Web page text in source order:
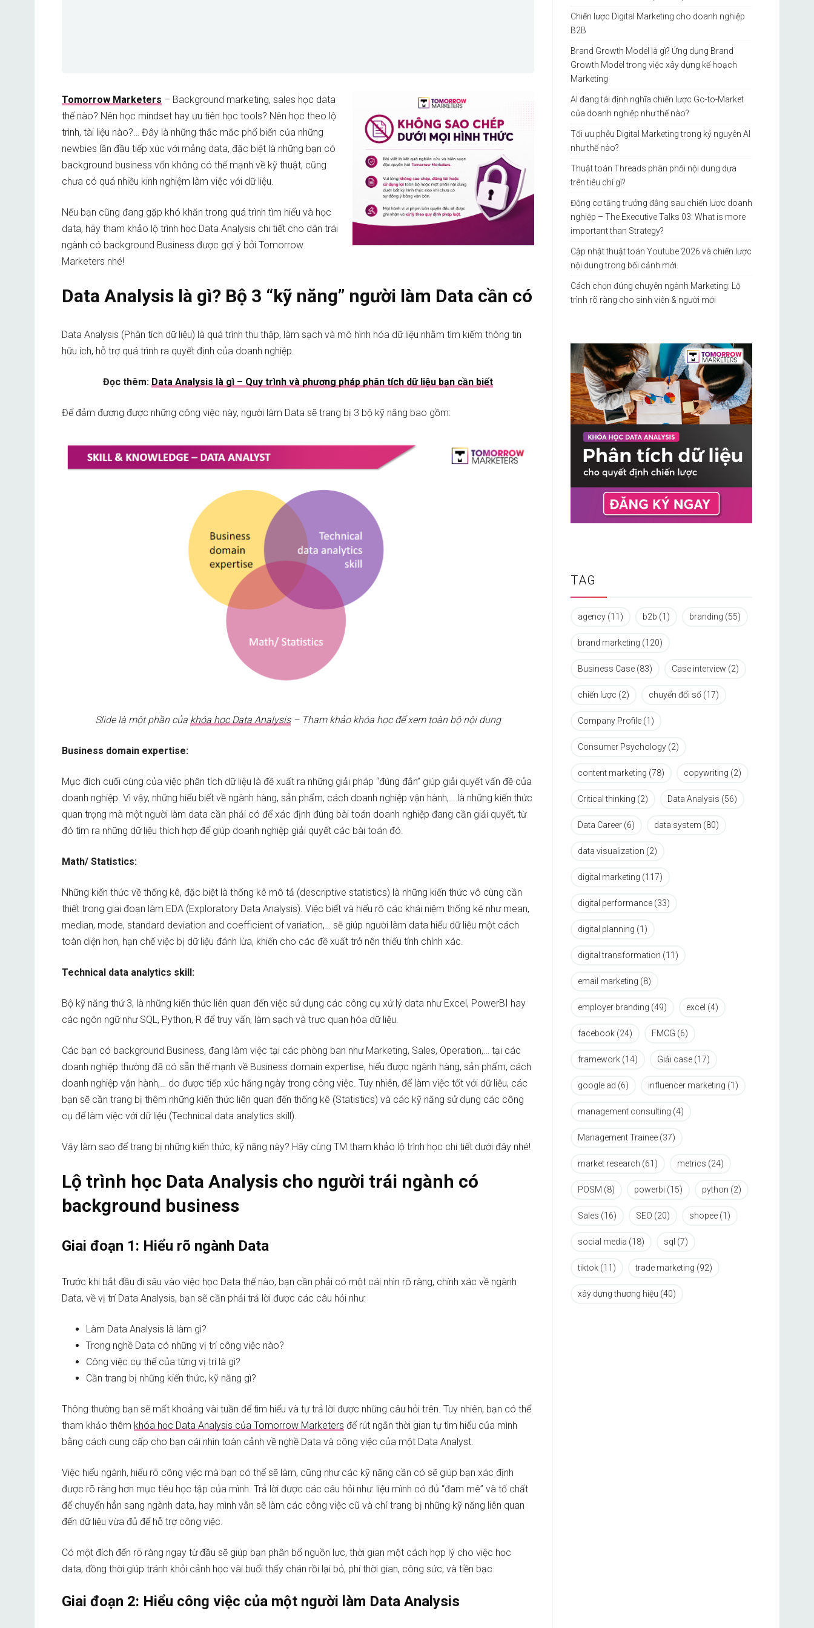
Tomorrow Marketers – Background marketing, sales học data
thế nào? Nên học mindset hay ưu tiên học tools? Nên học theo lộ
trình, tài liệu nào?… Đây là những thắc mắc phổ biến của những
newbies lần đầu tiếp xúc với mảng data, đặc biệt là những bạn có
background business vốn không có thế mạnh về kỹ thuật, cũng
chưa có quá nhiều kinh nghiệm làm việc với dữ liệu.
Nếu bạn cũng đang gặp khó khăn trong quá trình tìm hiểu và học
data, hãy tham khảo lộ trình học Data Analysis chi tiết cho dân trái
ngành có background Business được gợi ý bởi Tomorrow
Marketers nhé!
Data Analysis là gì? Bộ 3 “kỹ năng” người làm Data cần có
Data Analysis (Phân tích dữ liệu) là quá trình thu thập, làm sạch và mô hình hóa dữ liệu nhằm tìm kiếm thông tin
hữu ích, hỗ trợ quá trình ra quyết định của doanh nghiệp.
Đọc thêm: Data Analysis là gì – Quy trình và phương pháp phân tích dữ liệu bạn cần biết
Để đảm đương được những công việc này, người làm Data sẽ trang bị 3 bộ kỹ năng bao gồm:
Slide là một phần của khóa học Data Analysis– Tham khảo khóa học để xem toàn bộ nội dung
Business domain expertise:
Mục đích cuối cùng của việc phân tích dữ liệu là đề xuất ra những giải pháp “đúng đắn” giúp giải quyết vấn đề của
doanh nghiệp. Vì vậy, những hiểu biết về ngành hàng, sản phẩm, cách doanh nghiệp vận hành,… là những kiến thức
quan trọng mà một người làm data cần phải có để xác định đúng bài toán doanh nghiệp đang cần giải quyết, từ
đó tìm ra những dữ liệu thích hợp để giúp doanh nghiệp giải quyết các bài toán đó.
Math/ Statistics:
Những kiến thức về thống kê, đặc biệt là thống kê mô tả (descriptive statistics) là những kiến thức vô cùng cần
thiết trong giai đoạn làm EDA (Exploratory Data Analysis). Việc biết và hiểu rõ các khái niệm thống kê như mean,
median, mode, standard deviation and coefficient of variation,… sẽ giúp người làm data hiểu dữ liệu một cách
toàn diện hơn, hạn chế việc bị dữ liệu đánh lừa, khiến cho các đề xuất trở nên thiếu tính chính xác.
Technical data analytics skill:
Bộ kỹ năng thứ 3, là những kiến thức liên quan đến việc sử dụng các công cụ xử lý data như Excel, PowerBI hay
các ngôn ngữ như SQL, Python, R để truy vấn, làm sạch và trực quan hóa dữ liệu.
Các bạn có background Business, đang làm việc tại các phòng ban như Marketing, Sales, Operation,… tại các
doanh nghiệp thường đã có sẵn thế mạnh về Business domain expertise, hiểu được ngành hàng, sản phẩm, cách
doanh nghiệp vận hành,… do được tiếp xúc hằng ngày trong công việc. Tuy nhiên, để làm việc tốt với dữ liệu, các
bạn sẽ cần trang bị thêm những kiến thức liên quan đến thống kê (Statistics) và các kỹ năng sử dụng các công
cụ để làm việc với dữ liệu (Technical data analytics skill).
Vậy làm sao để trang bị những kiến thức, kỹ năng này? Hãy cùng TM tham khảo lộ trình học chi tiết dưới đây nhé!
Lộ trình học Data Analysis cho người trái ngành có
background business
Giai đoạn 1: Hiểu rõ ngành Data
Trước khi bắt đầu đi sâu vào việc học Data thế nào, bạn cần phải có một cái nhìn rõ ràng, chính xác về ngành
Data, về vị trí Data Analysis, bạn sẽ cần phải trả lời được các câu hỏi như:
Làm Data Analysis là làm gì?
Trong nghề Data có những vị trí công việc nào?
Công việc cụ thể của từng vị trí là gì?
Cần trang bị những kiến thức, kỹ năng gì?
Thông thường bạn sẽ mất khoảng vài tuần để tìm hiểu và tự trả lời được những câu hỏi trên. Tuy nhiên, bạn có thể
tham khảo thêm khóa học Data Analysis của Tomorrow Marketers để rút ngắn thời gian tự tìm hiểu của mình
bằng cách cung cấp cho bạn cái nhìn toàn cảnh về nghề Data và công việc của một Data Analyst.
Việc hiểu ngành, hiểu rõ công việc mà bạn có thể sẽ làm, cũng như các kỹ năng cần có sẽ giúp bạn xác định
được rõ ràng hơn mục tiêu học tập của mình. Trả lời được các câu hỏi như: liệu mình có đủ “đam mê” và tố chất
để chuyển hẳn sang ngành data, hay mình vẫn sẽ làm các công việc cũ và chỉ trang bị những kỹ năng liên quan
đến dữ liệu vừa đủ để hỗ trợ công việc.
Có một đích đến rõ ràng ngay từ đầu sẽ giúp bạn phân bổ nguồn lực, thời gian một cách hợp lý cho việc học
data, đồng thời giúp tránh khỏi cảnh học vài buổi thấy chán rồi lại bỏ, phí thời gian, công sức, và tiền bạc.
Giai đoạn 2: Hiểu công việc của một người làm Data Analysis
Chiến lược Digital Marketing cho doanh nghiệp
B2B
Brand Growth Model là gì? Ứng dụng Brand
Growth Model trong việc xây dựng kế hoạch
Marketing
AI đang tái định nghĩa chiến lược Go-to-Market
của doanh nghiệp như thế nào?
Tối ưu phễu Digital Marketing trong kỷ nguyên AI
như thế nào?
Thuật toán Threads phân phối nội dung dựa
trên tiêu chí gì?
Động cơ tăng trưởng đằng sau chiến lược doanh
nghiệp – The Executive Talks 03: What is more
important than Strategy?
Cập nhật thuật toán Youtube 2026 và chiến lược
nội dung trong bối cảnh mới
Cách chọn đúng chuyên ngành Marketing: Lộ
trình rõ ràng cho sinh viên & người mới
TAG
agency (11) b2b (1) branding (55)
brand marketing (120)
Business Case (83) Case interview (2)
chiến lược (2) chuyển đổi số (17)
Company Profile (1)
Consumer Psychology (2)
content marketing (78) copywriting (2)
Critical thinking (2) Data Analysis (56)
Data Career (6) data system (80)
data visualization (2)
digital marketing (117)
digital performance (33)
digital planning (1)
digital transformation (11)
email marketing (8)
employer branding (49) excel (4)
facebook (24) FMCG (6)
framework (14) Giải case (17)
google ad (6) influencer marketing (1)
management consulting (4)
Management Trainee (37)
market research (61) metrics (24)
POSM (8) powerbi (15) python (2)
Sales (16) SEO (20) shopee (1)
social media (18) sql (7)
tiktok (11) trade marketing (92)
xây dựng thương hiệu (40)